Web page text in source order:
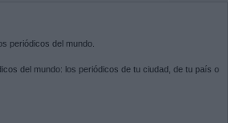
periódicos del mundo.
del mundo: los periódicos de tu ciudad, de tu país o